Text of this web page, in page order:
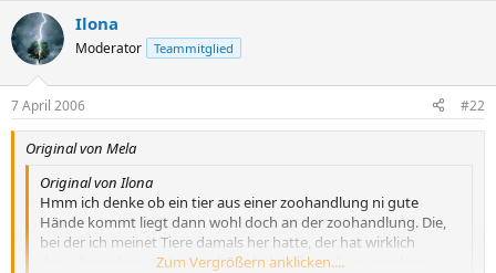
Ilona
Moderator Teammitglied
7 April 2006 #22
Original von Mela
Original von Ilona
Hmm ich denke ob ein tier aus einer zoohandlung ni gute
Hände kommt liegt dann wohl doch an der zoohandlung. Die,
bei der ich meinet Tiere damals her hatte, der hat wirklich
darauf geachtet, daher dachte ich das, dass alle so machen.
Zum Vergrößern anklicken....